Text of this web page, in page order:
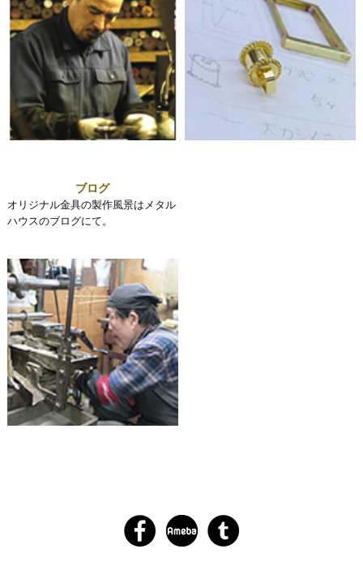
ブログ
オリジナル金具の製作風景はメタル
ハウスのブログにて。